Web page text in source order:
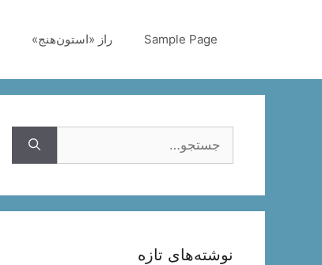
Sample Page راز «استون‌هنج»
نوشته‌های تازه